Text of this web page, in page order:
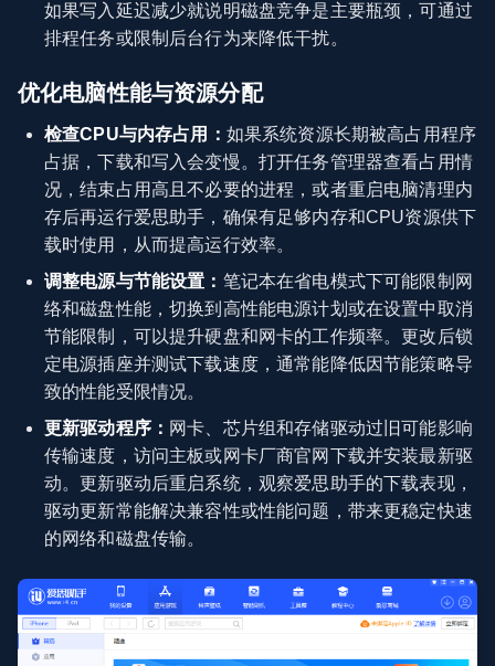
如果写入延迟减少就说明磁盘竞争是主要瓶颈，可通过
排程任务或限制后台行为来降低干扰。
优化电脑性能与资源分配
检查CPU与内存占用： 如果系统资源长期被高占用程序
占据，下载和写入会变慢。打开任务管理器查看占用情
况，结束占用高且不必要的进程，或者重启电脑清理内
存后再运行爱思助手，确保有足够内存和CPU资源供下
载时使用，从而提高运行效率。
调整电源与节能设置： 笔记本在省电模式下可能限制网
络和磁盘性能，切换到高性能电源计划或在设置中取消
节能限制，可以提升硬盘和网卡的工作频率。更改后锁
定电源插座并测试下载速度，通常能降低因节能策略导
致的性能受限情况。
更新驱动程序： 网卡、芯片组和存储驱动过旧可能影响
传输速度，访问主板或网卡厂商官网下载并安装最新驱
动。更新驱动后重启系统，观察爱思助手的下载表现，
驱动更新常能解决兼容性或性能问题，带来更稳定快速
的网络和磁盘传输。